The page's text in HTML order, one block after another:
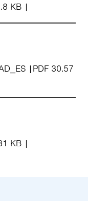
KB
PDF 30.57
KB